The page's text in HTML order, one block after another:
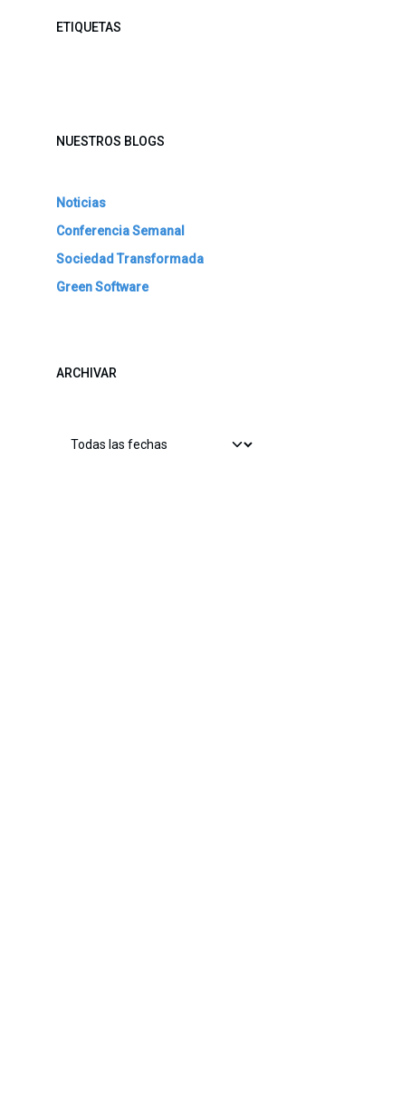
ETIQUETAS
NUESTROS BLOGS
Noticias
Conferencia Semanal
Sociedad Transformada
Green Software
ARCHIVAR